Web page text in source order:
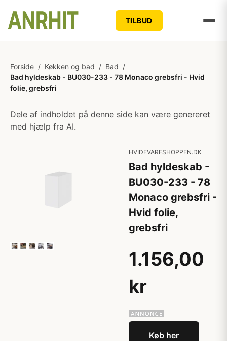
TILBUD
Forside / Køkken og bad / Bad /
Bad hyldeskab - BU030-233 - 78 Monaco grebsfri - Hvid
folie, grebsfri
Dele af indholdet på denne side kan være genereret
med hjælp fra AI.
HVIDEVARESHOPPEN.DK
Bad hyldeskab -
BU030-233 - 78
Monaco grebsfri -
Hvid folie,
grebsfri
1.156,00
kr
Køb her